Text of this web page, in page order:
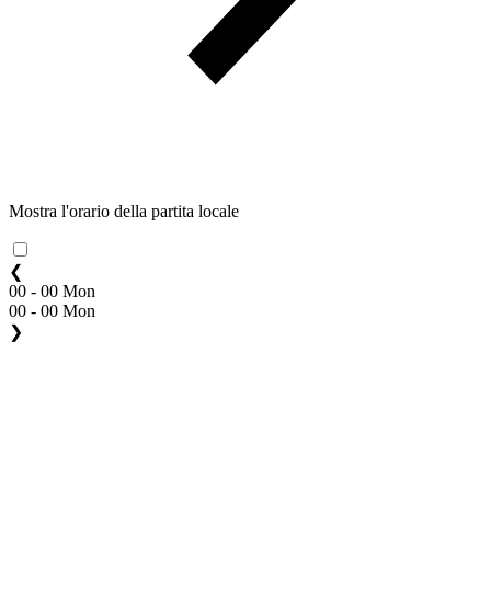
Mostra l'orario della partita locale
❮
00 - 00 Mon
00 - 00 Mon
❯